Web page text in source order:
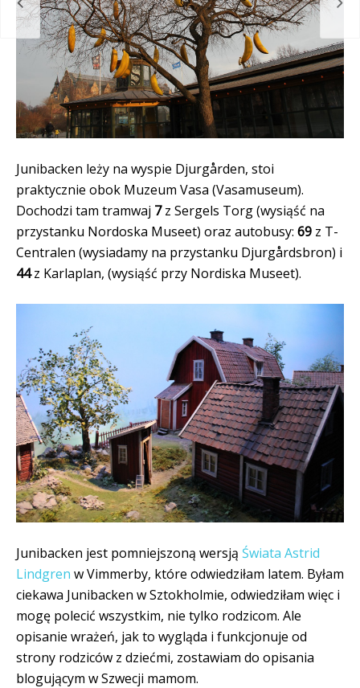
Junibacken leży na wyspie Djurgården, stoi
praktycznie obok Muzeum Vasa (Vasamuseum).
Dochodzi tam tramwaj 7z Sergels Torg (wysiąść na
przystanku Nordoska Museet) oraz autobusy: 69 z T-
Centralen (wysiadamy na przystanku Djurgårdsbron) i
44z Karlaplan, (wysiąść przy Nordiska Museet).
Junibacken jest pomniejszoną wersją Świata Astrid
Lindgren w Vimmerby, które odwiedziłam latem. Byłam
ciekawa Junibacken w Sztokholmie, odwiedziłam więc i
mogę polecić wszystkim, nie tylko rodzicom. Ale
opisanie wrażeń, jak to wygląda i funkcjonuje od
strony rodziców z dziećmi, zostawiam do opisania
blogującym w Szwecji mamom.